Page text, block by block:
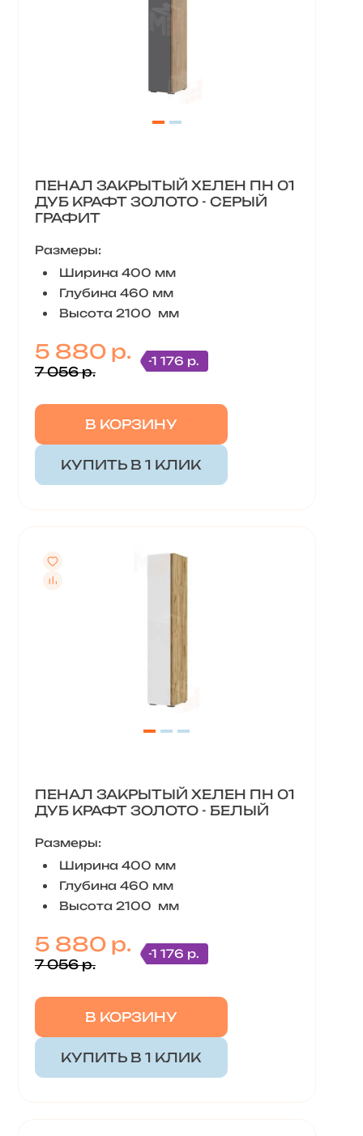
ПЕНАЛ ЗАКРЫТЫЙ ХЕЛЕН ПН 01
ДУБ КРАФТ ЗОЛОТО - СЕРЫЙ
ГРАФИТ
Размеры:
Ширина 400 мм
Глубина 460 мм
Высота 2100 мм
5 880 р.
7 056 р.
-1 176 р.
В КОРЗИНУ
КУПИТЬ В 1 КЛИК
ПЕНАЛ ЗАКРЫТЫЙ ХЕЛЕН ПН 01
ДУБ КРАФТ ЗОЛОТО - БЕЛЫЙ
Размеры:
Ширина 400 мм
Глубина 460 мм
Высота 2100 мм
5 880 р.
7 056 р.
-1 176 р.
В КОРЗИНУ
КУПИТЬ В 1 КЛИК